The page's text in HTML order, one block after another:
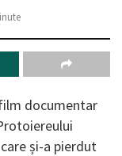
documentar
și-a pierdut